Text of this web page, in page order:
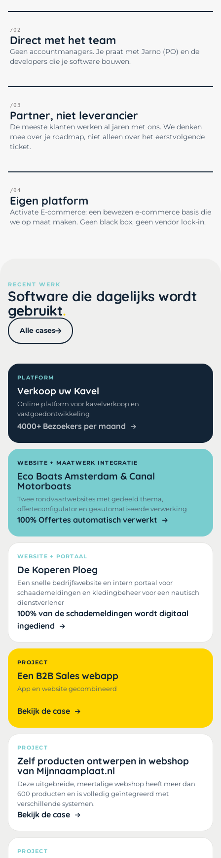
/02
Direct met het team
Geen accountmanagers. Je praat met Jarno (PO) en de
developers die je software bouwen.
/03
Partner, niet leverancier
De meeste klanten werken al jaren met ons. We denken
mee over je roadmap, niet alleen over het eerstvolgende
ticket.
/04
Eigen platform
Activate E-commerce: een bewezen e-commerce basis die
we op maat maken. Geen black box, geen vendor lock-in.
RECENT WERK
Software die dagelijks wordt
gebruikt
Alle cases
PLATFORM
Verkoop uw Kavel
Online platform voor kavelverkoop en
vastgoedontwikkeling
4000+ Bezoekers per maand
WEBSITE + MAATWERK INTEGRATIE
Eco Boats Amsterdam & Canal
Motorboats
Twee rondvaartwebsites met gedeeld thema,
offerteconfigulator en geautomatiseerde verwerking
100% Offertes automatisch verwerkt
WEBSITE + PORTAAL
De Koperen Ploeg
Een snelle bedrijfswebsite en intern portaal voor
schaademeldingen en kledingbeheer voor een nautisch
dienstverlener
100% van de schademeldingen wordt digitaal
ingediend
PROJECT
Een B2B Sales webapp
App en website gecombineerd
Bekijk de case
PROJECT
Zelf producten ontwerpen in webshop
van Mijnnaamplaat.nl
Deze uitgebreide, meertalige webshop heeft meer dan
600 producten en is volledig geïntegreerd met
verschillende systemen.
Bekijk de case
PROJECT